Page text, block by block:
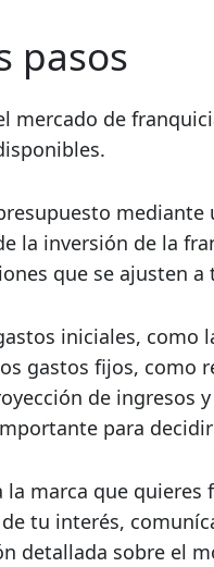
pasos
mercado de
la inversión de la
que se ajusten
iniciales, como
gastos fijos, como
de ingresos
para
la marca que
tu interés,
detallada sobre el